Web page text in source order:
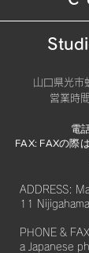
山口県光
営業時
(
電
FAX: FAXの際
ADDRESS:
11
PHONE &
a Japanese